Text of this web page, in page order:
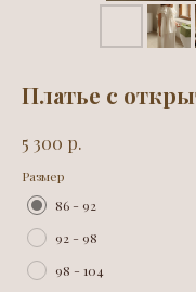
Платье с
5 300 р.
Размер
86 - 92
92 - 98
98 - 104